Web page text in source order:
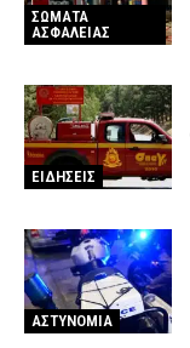
ΣΩΜΑΤΑ
ΑΣΦΑΛΕΙΑΣ
ΕΙΔΗΣΕΙΣ
ΑΣΤΥΝΟΜΙΑ